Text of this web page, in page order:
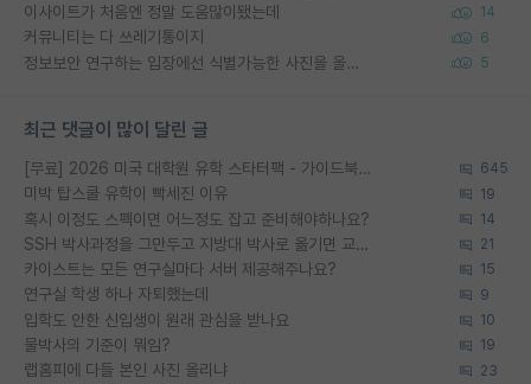
이사이트가 처음엔 정말 도움많이됐는데 14
커뮤니티는 다 쓰레기통이지 6
정보보안 연구하는 입장에선 식별가능한 사진을 올리는건 비추이긴함 5
최근 댓글이 많이 달린 글
[무료] 2026 미국 대학원 유학 스타터팩 - 가이드북 & 합격자 컨택메일 템플릿 645
미박 탑스쿨 유학이 빡세진 이유 19
혹시 이정도 스펙이면 어느정도 잡고 준비해야하나요? 14
SSH 박사과정을 그만두고 지방대 박사로 옮기면 교수의 꿈은 끝일까요? 21
카이스트는 모든 연구실마다 서버 제공해주나요? 15
연구실 학생 하나 자퇴했는데 9
입학도 안한 신입생이 원래 관심을 받나요 10
물박사의 기준이 뭐임? 19
랩홈피에 다들 본인 사진 올리냐 23